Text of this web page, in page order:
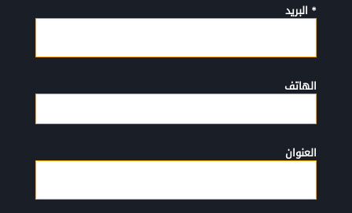
* البريد
الهاتف
العنوان